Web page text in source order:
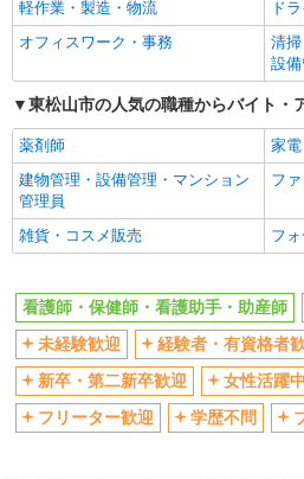
ブランクOK
ミ
エルダー（50代～）活躍中
シ
高収入・高額
ボ
昇給あり
完
フルタイム歓迎
禁
駅直結・駅チカ
車
バイク通勤OK
自
残業少なめ（月20h未満）
交
社会保険あり
産休
退職金・財形貯蓄制度あり
各種
ティ
制服貸与
研
資格取得支援制度あり
軽作業・製造・物流
ド
オフィスワーク・事務
清掃
設
東松山市の人気の職種からバイト・
薬剤師
家
建物管理・設備管理・マンション
管理員
フ
雑貨・コスメ販売 フ
看護師・保健師・看護助手・助産師
未経験歓迎
経験者・有資格者
新卒・第二新卒歓迎
女性活躍中
フリーター歓迎
学歴不問